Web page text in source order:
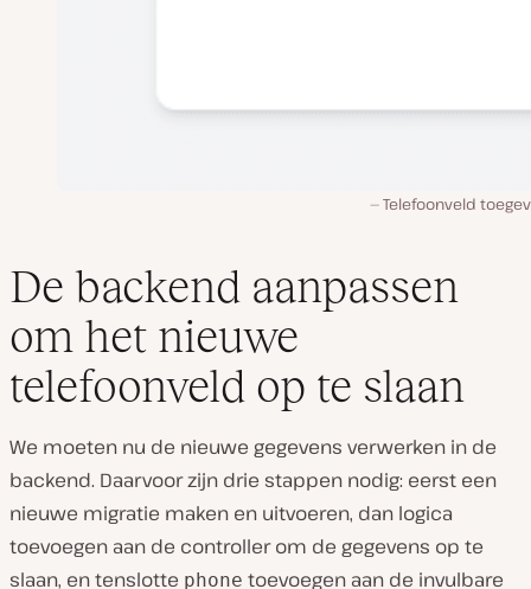
Telefoonveld
De backend aanpassen
om het nieuwe
telefoonveld op te slaan
We moeten nu de nieuwe gegevens verwerken in de
backend. Daarvoor zijn drie stappen nodig: eerst een
nieuwe migratie maken en uitvoeren, dan logica
toevoegen aan de controller om de gegevens op te
slaan, en tenslotte phone toevoegen aan de invulbare